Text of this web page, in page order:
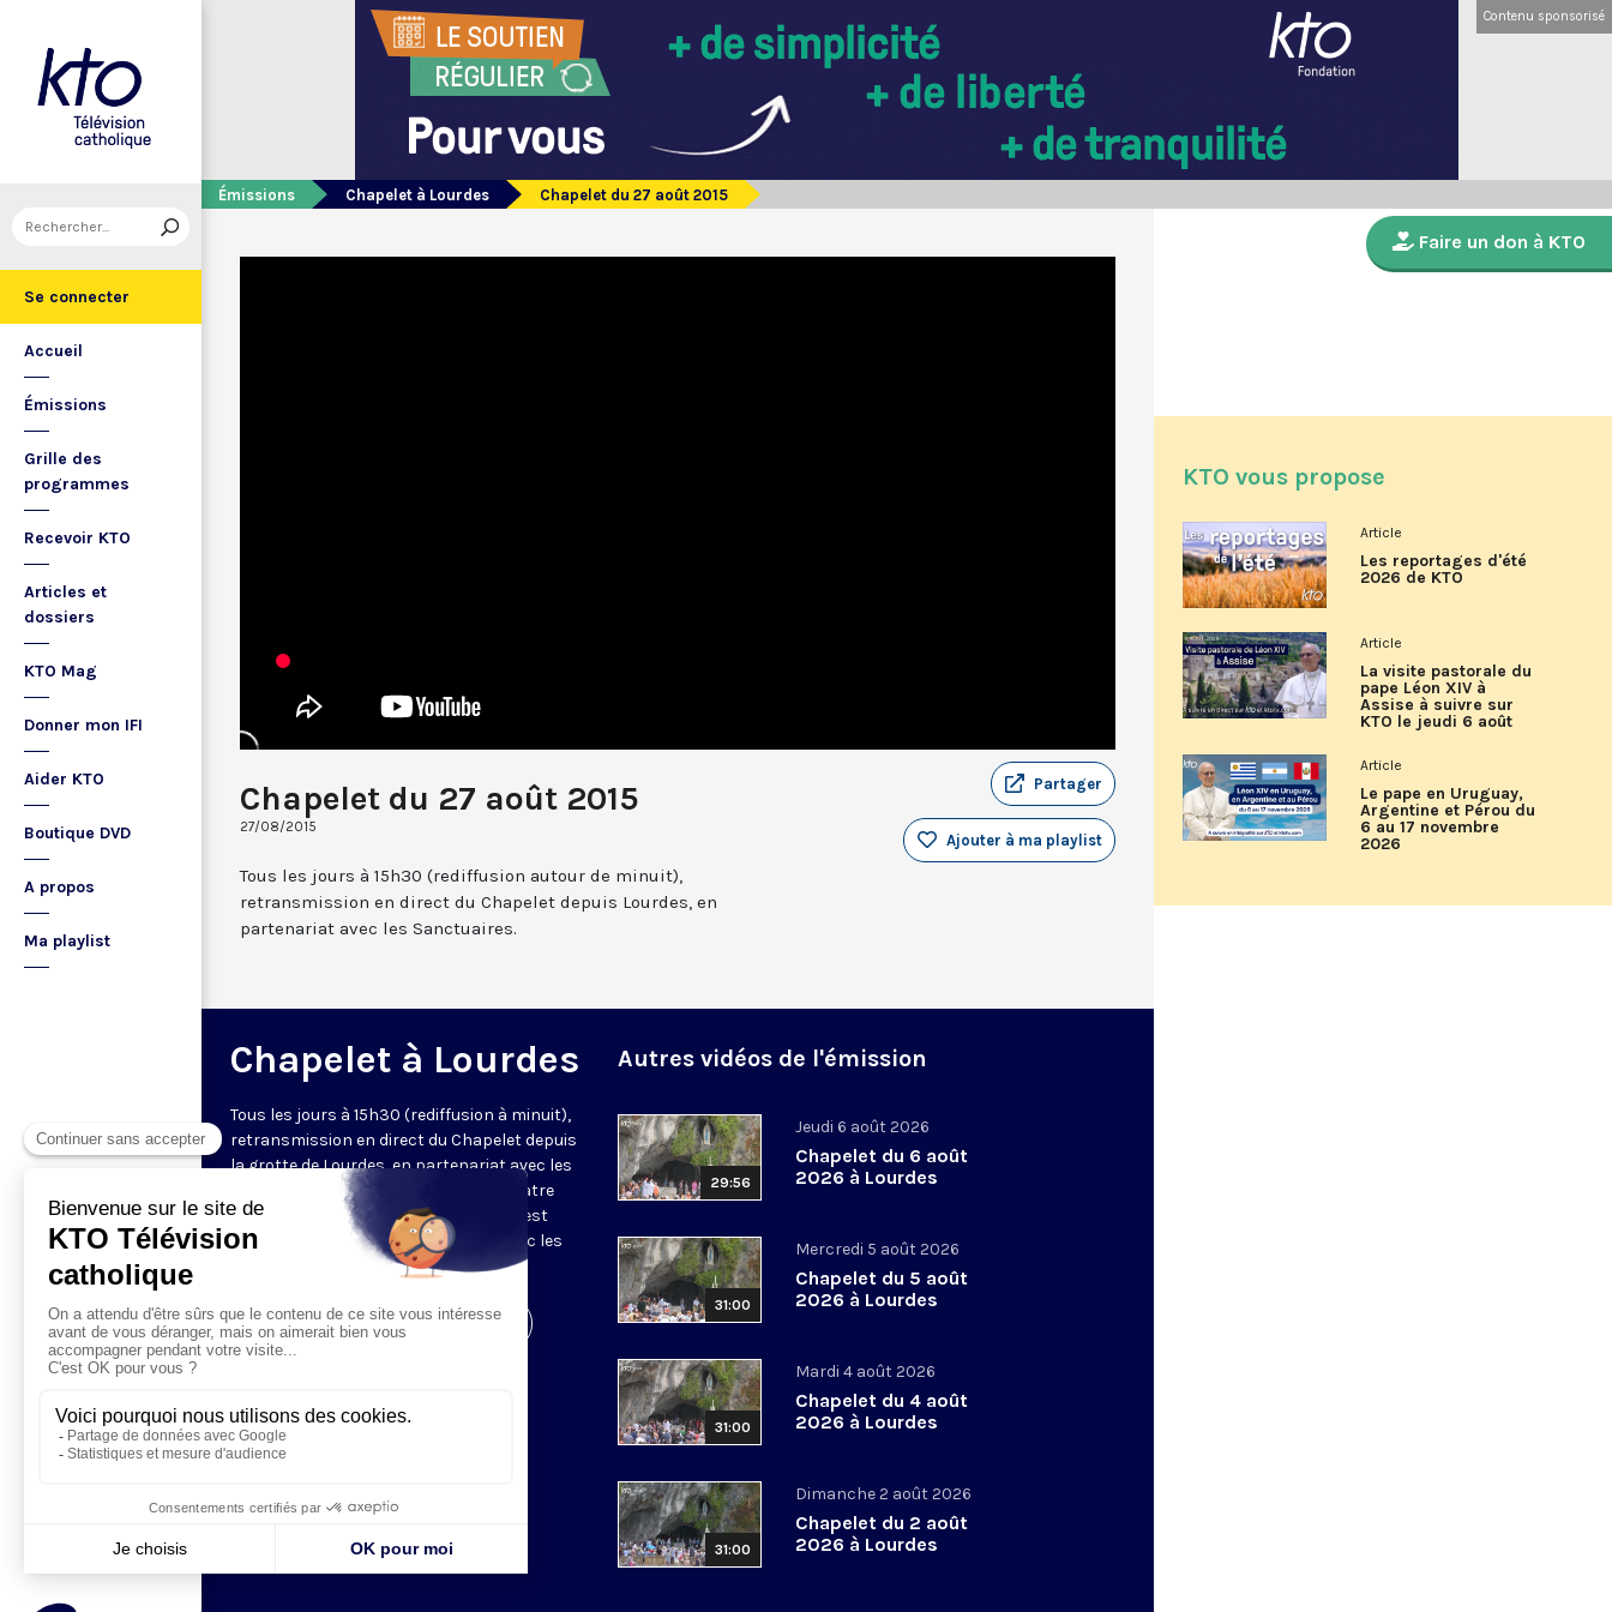
Se connecter
Accueil
Émissions
Grille des
programmes
Recevoir KTO
Articles et
dossiers
KTO Mag
Donner mon IFI
Aider KTO
Boutique DVD
A propos
Ma playlist
Contenu sponsorisé
Émissions Chapelet à Lourdes Chapelet du 27 août 2015
Chapelet du 27 août 2015
27/08/2015
Partager
Ajouter à ma playlist
Tous les jours à 15h30 (rediffusion autour de minuit),
retransmission en direct du Chapelet depuis Lourdes, en
partenariat avec les Sanctuaires.
Chapelet à Lourdes
Tous les jours à 15h30 (rediffusion à minuit),
retransmission en direct du Chapelet depuis
la grotte de Lourdes, en partenariat avec les
Sanctuaires. Chaque jour, l'une des quatre
méditations des mystères du Rosaire est
proposée en communion de prière avec les
Visiter la page de l'émission
Autres vidéos de l'émission
29:56
Jeudi 6 août 2026
Chapelet du 6 août
2026 à Lourdes
31:00
Mercredi 5 août 2026
Chapelet du 5 août
2026 à Lourdes
31:00
Mardi 4 août 2026
Chapelet du 4 août
2026 à Lourdes
31:00
Dimanche 2 août 2026
Chapelet du 2 août
2026 à Lourdes
Faire un don à KTO
KTO vous propose
Article
Les reportages d'été
2026 de KTO
Article
La visite pastorale du
pape Léon XIV à
Assise à suivre sur
KTO le jeudi 6 août
Article
Le pape en Uruguay,
Argentine et Pérou du
6 au 17 novembre
2026